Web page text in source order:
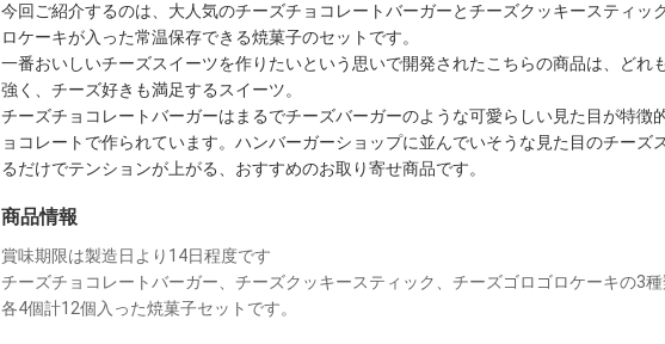
今回ご紹介するのは、大人気のチーズチョコレートバーガーとチーズクッキースティッ
ロケーキが入った常温保存できる焼菓子のセットです。
一番おいしいチーズスイーツを作りたいという思いで開発されたこちらの商品は、どれ
強く、チーズ好きも満足するスイーツ。
チーズチョコレートバーガーはまるでチーズバーガーのような可愛らしい見た目が特徴
ョコレートで作られています。ハンバーガーショップに並んでいそうな見た目のチーズ
るだけでテンションが上がる、おすすめのお取り寄せ商品です。
商品情報
賞味期限は製造日より14日程度です
チーズチョコレートバーガー、チーズクッキースティック、チーズゴロゴロケーキの3